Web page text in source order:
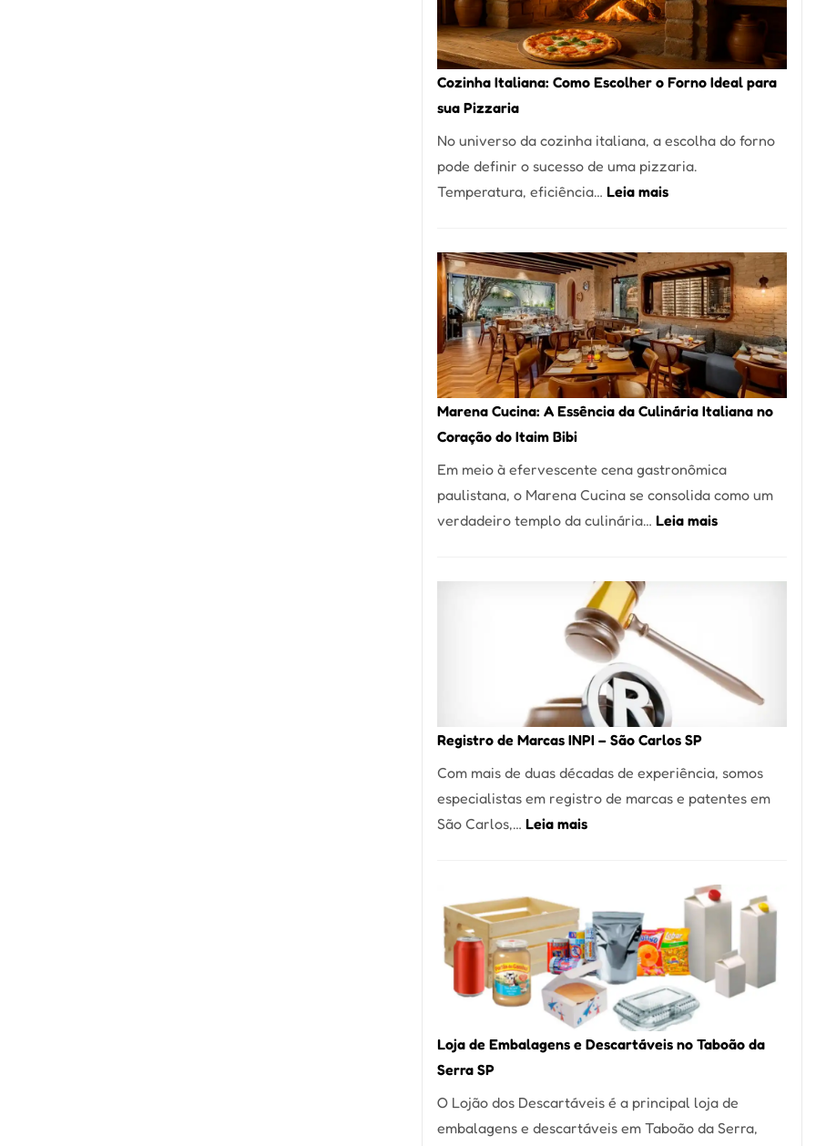
Lugar
para
Comer?
Este
Portal
Quer
Resolver
Isso
Cozinha Italiana: Como Escolher o Forno Ideal para
sua Pizzaria
No universo da cozinha italiana, a escolha do forno
pode definir o sucesso de uma pizzaria.
Temperatura, eficiência… Leia mais:
Como
Escolher
o
Forno
Ideal
para
sua
Marena Cucina: A Essência da Culinária Italiana no
Coração do Itaim Bibi
Em meio à efervescente cena gastronômica
paulistana, o Marena Cucina se consolida como um
verdadeiro templo da culinária… Leia mais:
Culinária
Italiana
do
Itaim
Registro de Marcas INPI – São Carlos SP
Com mais de duas décadas de experiência, somos
especialistas em registro de marcas e patentes em
São Carlos,… Leia mais:
INPI
–
São
Carlos
SP
Loja de Embalagens e Descartáveis no Taboão da
Serra SP
O Lojão dos Descartáveis é a principal loja de
embalagens e descartáveis em Taboão da Serra,